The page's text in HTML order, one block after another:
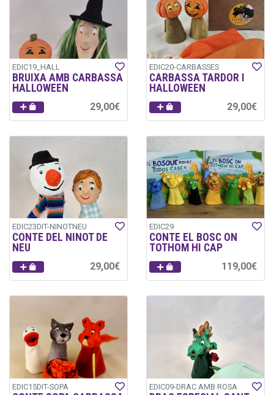
EDIC19_HALL
BRUIXA AMB CARBASSA
HALLOWEEN
29,00€
EDIC20-CARBASSES
CARBASSA TARDOR I
HALLOWEEN
29,00€
EDIC23DIT-NINOTNEU
CONTE DEL NINOT DE
NEU
29,00€
EDIC29
CONTE EL BOSC ON
TOTHOM HI CAP
119,00€
EDIC15DIT-SOPA EDIC09-DRAC AMB ROSA